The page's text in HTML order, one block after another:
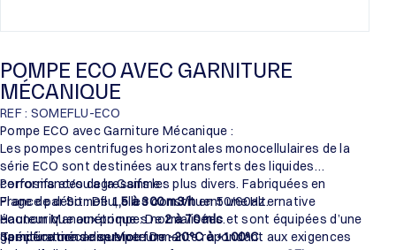
POMPE ECO AVEC GARNITURE
MÉCANIQUE
REF : SOMEFLU-ECO
Pompe ECO avec Garniture Mécanique :
Les pompes centrifuges horizontales monocellulaires de la
série ECO sont destinées aux transferts des liquides
corrosifs et/ou agressifs les plus divers. Fabriquées en
France par Someflu, elles constituent une alternative
économique aux pompes normalisées et sont équipées d’une
garniture mécanique performante répondant aux exigences
Performances de la Gamme :
Plage de débit : De1,5 à 300 m3/hen 50/60Hz.
Hauteur Manométrique : De2 à 70 mlc.
Température de service : De-20°C à +100°C.
Spécifications des Moteurs :